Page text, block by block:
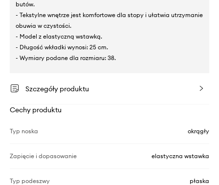
butów.
- Tekstylne wnętrze jest komfortowe dla stopy i ułatwia utrzymanie
obuwia w czystości.
- Model z elastyczną wstawką.
- Długość wkładki wynosi: 25 cm.
- Wymiary podane dla rozmiaru: 38.
Szczegóły produktu
Cechy produktu
Typ noska okrągły
Zapięcie i dopasowanie elastyczna wstawka
Typ podeszwy płaska